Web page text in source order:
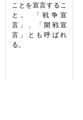
ことを宣言するこ
と。 「戦争宣
言」、「開戦宣
言」とも呼ばれ
る。